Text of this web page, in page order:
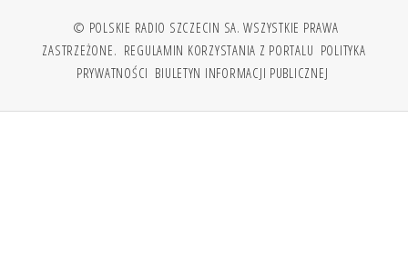
© POLSKIE RADIO SZCZECIN SA. WSZYSTKIE PRAWA
ZASTRZEŻONE. REGULAMIN KORZYSTANIA Z PORTALU POLITYKA
PRYWATNOŚCI BIULETYN INFORMACJI PUBLICZNEJ